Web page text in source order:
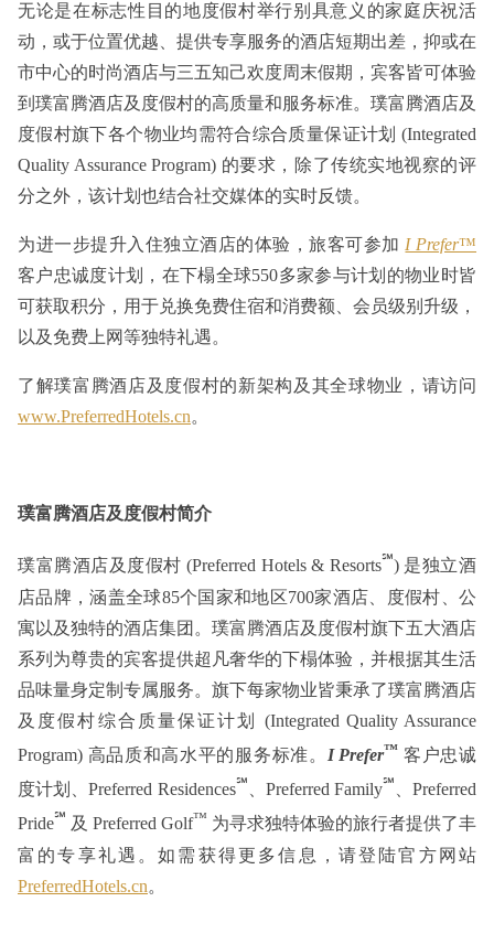
无论是在标志性目的地度假村举行别具意义的家庭庆祝活
动，或于位置优越、提供专享服务的酒店短期出差，抑或在
市中心的时尚酒店与三五知己欢度周末假期，宾客皆可体验
到璞富腾酒店及度假村的高质量和服务标准。璞富腾酒店及
度假村旗下各个物业均需符合综合质量保证计划 (Integrated
Quality Assurance Program) 的要求，除了传统实地视察的评
分之外，该计划也结合社交媒体的实时反馈。
为进一步提升入住独立酒店的体验，旅客可参加 I Prefer™
客户忠诚度计划，在下榻全球550多家参与计划的物业时皆
可获取积分，用于兑换免费住宿和消费额、会员级别升级，
以及免费上网等独特礼遇。
了解璞富腾酒店及度假村的新架构及其全球物业，请访问
www.PreferredHotels.cn。
璞富腾酒店及度假村简介
璞富腾酒店及度假村 (Preferred Hotels & Resorts℠) 是独立酒
店品牌，涵盖全球85个国家和地区700家酒店、度假村、公
寓以及独特的酒店集团。璞富腾酒店及度假村旗下五大酒店
系列为尊贵的宾客提供超凡奢华的下榻体验，并根据其生活
品味量身定制专属服务。旗下每家物业皆秉承了璞富腾酒店
及度假村综合质量保证计划 (Integrated Quality Assurance
Program) 高品质和高水平的服务标准。 I Prefer™ 客户忠诚
度计划、Preferred Residences℠ 、Preferred Family℠
、Preferred
Pride℠ 及 Preferred Golf™ 为寻求独特体验的旅行者提供了丰
富的专享礼遇。如需获得更多信息，请登陆官方网站
PreferredHotels.cn。